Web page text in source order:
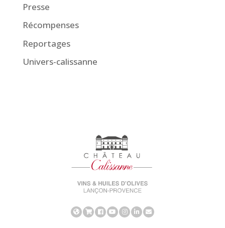
Presse
Récompenses
Reportages
Univers-calissanne